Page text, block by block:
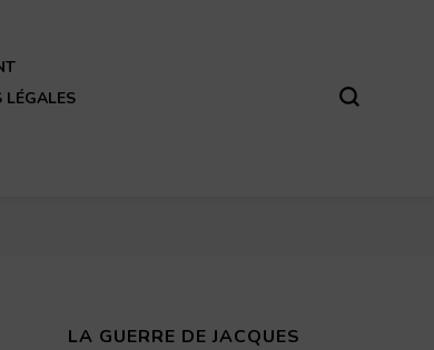
LÉGALES
LA GUERRE DE JACQUES